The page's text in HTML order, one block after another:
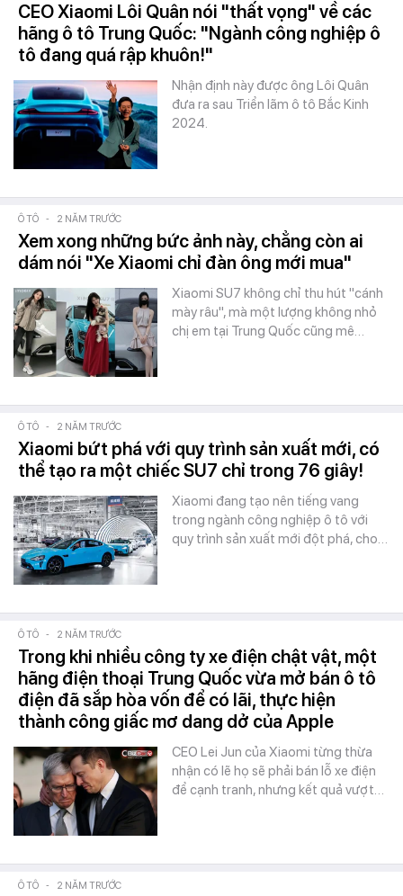
CEO Xiaomi Lôi Quân nói "thất vọng" về các
hãng ô tô Trung Quốc: "Ngành công nghiệp ô
tô đang quá rập khuôn!"
Nhận định này được ông Lôi Quân
đưa ra sau Triển lãm ô tô Bắc Kinh
2024.
Ô TÔ - 2 NĂM TRƯỚC
Xem xong những bức ảnh này, chẳng còn ai
dám nói "Xe Xiaomi chỉ đàn ông mới mua"
Xiaomi SU7 không chỉ thu hút "cánh
mày râu", mà một lượng không nhỏ
chị em tại Trung Quốc cũng mê…
Ô TÔ - 2 NĂM TRƯỚC
Xiaomi bứt phá với quy trình sản xuất mới, có
thể tạo ra một chiếc SU7 chỉ trong 76 giây!
Xiaomi đang tạo nên tiếng vang
trong ngành công nghiệp ô tô với
quy trình sản xuất mới đột phá, cho…
Ô TÔ - 2 NĂM TRƯỚC
Trong khi nhiều công ty xe điện chật vật, một
hãng điện thoại Trung Quốc vừa mở bán ô tô
điện đã sắp hòa vốn để có lãi, thực hiện
thành công giấc mơ dang dở của Apple
CEO Lei Jun của Xiaomi từng thừa
nhận có lẽ họ sẽ phải bán lỗ xe điện
để cạnh tranh, nhưng kết quả vượt…
Ô TÔ - 2 NĂM TRƯỚC